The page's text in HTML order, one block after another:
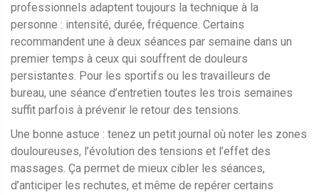
professionnels adaptent toujours la technique à la
personne : intensité, durée, fréquence. Certains
recommandent une à deux séances par semaine dans un
premier temps à ceux qui souffrent de douleurs
persistantes. Pour les sportifs ou les travailleurs de
bureau, une séance d’entretien toutes les trois semaines
suffit parfois à prévenir le retour des tensions.
Une bonne astuce : tenez un petit journal où noter les zones
douloureuses, l’évolution des tensions et l’effet des
massages. Ça permet de mieux cibler les séances,
d’anticiper les rechutes, et même de repérer certains